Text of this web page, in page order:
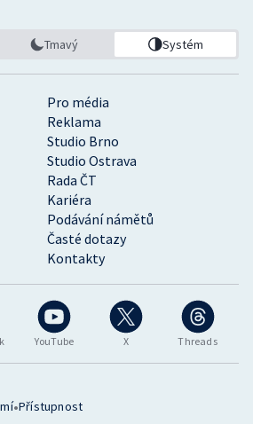
YouTube X Threads
Pro média
Reklama
Studio Brno
Studio Ostrava
Rada ČT
Kariéra
Podávání námětů
Časté dotazy
Kontakty
Tmavý Systém
•Přístupnost